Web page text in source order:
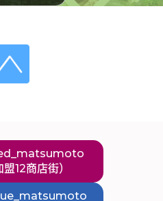
盟12商店街）